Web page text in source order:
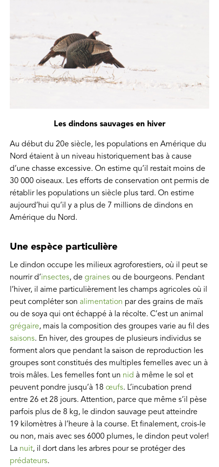
Les dindons sauvages en hiver
Au début du 20e siècle, les populations en Amérique du
Nord étaient à un niveau historiquement bas à cause
d’une chasse excessive. On estime qu’il restait moins de
30 000 oiseaux. Les efforts de conservation ont permis de
rétablir les populations un siècle plus tard. On estime
aujourd’hui qu’il y a plus de 7 millions de dindons en
Amérique du Nord.
Une espèce particulière
Le dindon occupe les milieux agroforestiers, où il peut se
nourrir d’insectes, de graines ou de bourgeons. Pendant
l’hiver, il aime particulièrement les champs agricoles où il
peut compléter son alimentation par des grains de maïs
ou de soya qui ont échappé à la récolte. C’est un animal
grégaire, mais la composition des groupes varie au fil des
saisons. En hiver, des groupes de plusieurs individus se
forment alors que pendant la saison de reproduction les
groupes sont constitués des multiples femelles avec un à
trois mâles. Les femelles font un nid à même le sol et
peuvent pondre jusqu’à 18 œufs. L’incubation prend
entre 26 et 28 jours. Attention, parce que même s’il pèse
parfois plus de 8 kg, le dindon sauvage peut atteindre
19 kilomètres à l’heure à la course. Et finalement, crois-le
ou non, mais avec ses 6000 plumes, le dindon peut voler!
La nuit, il dort dans les arbres pour se protéger des
prédateurs.